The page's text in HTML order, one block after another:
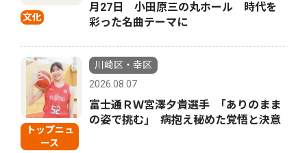
文化
月27日 小田原三の丸ホール 時代を
彩った名曲テーマに
トップニュ
ース
川崎区・幸区
2026.08.07
富士通ＲＷ宮澤夕貴選手 ｢ありのまま
の姿で挑む｣ 病抱え秘めた覚悟と決意